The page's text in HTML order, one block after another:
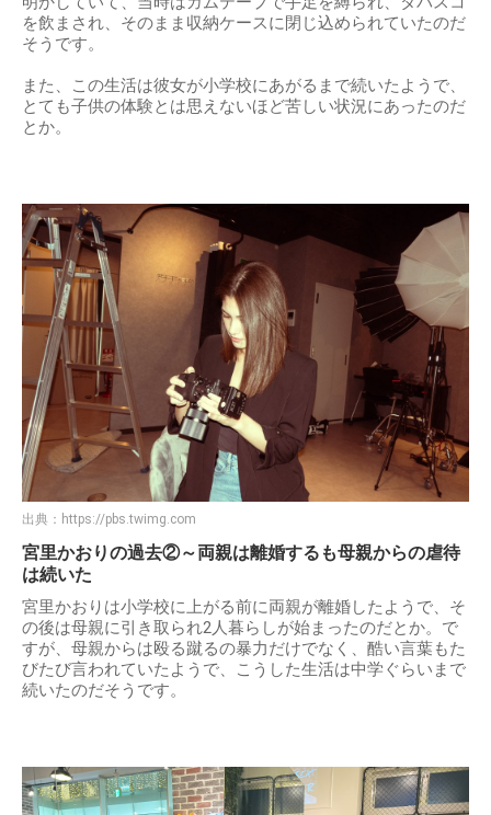
を飲まされ、そのまま収納ケースに閉じ込められていたのだ
そうです。
また、この生活は彼女が小学校にあがるまで続いたようで、
とても子供の体験とは思えないほど苦しい状況にあったのだ
とか。
出典： https://pbs.twimg.com
宮里かおりの過去②～両親は離婚するも母親からの虐待
は続いた
宮里かおりは小学校に上がる前に両親が離婚したようで、そ
の後は母親に引き取られ2人暮らしが始まったのだとか。で
すが、母親からは殴る蹴るの暴力だけでなく、酷い言葉もた
びたび言われていたようで、こうした生活は中学ぐらいまで
続いたのだそうです。